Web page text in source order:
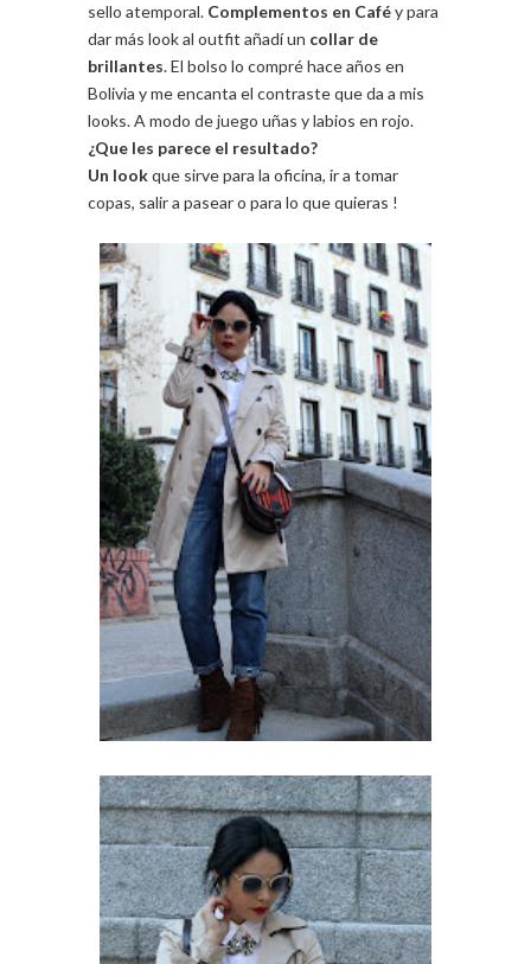
sello atemporal. Complementos en Caféy para
dar más look al outfit añadí un collar de
brillantes. El bolso lo compré hace años en
Bolivia y me encanta el contraste que da a mis
looks. A modo de juego uñas y labios en rojo.
¿Que les parece el resultado?
Un lookque sirve para la oficina, ir a tomar
copas, salir a pasear o para lo que quieras !